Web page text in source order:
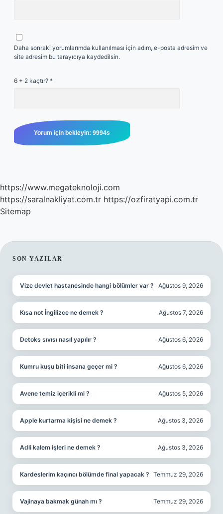
Daha sonraki yorumlarımda kullanılması için adım, e-posta adresim ve
site adresim bu tarayıcıya kaydedilsin.
6 + 2 kaçtır? *
https://www.megateknoloji.com
https://saralnakliyat.com.tr https://ozfiratyapi.com.tr
Sitemap
SIDEBAR
SON YAZILAR
Vize devlet hastanesinde hangi bölümler var ? Ağustos 9, 2026
Kısa not İngilizce ne demek ? Ağustos 7, 2026
Detoks sıvısı nasıl yapılır ? Ağustos 6, 2026
Kumru kuşu biti insana geçer mi ? Ağustos 6, 2026
Avene temiz içerikli mi ? Ağustos 5, 2026
Apple kurtarma kişisi ne demek ? Ağustos 3, 2026
Adli kalem işleri ne demek ? Ağustos 3, 2026
Kardeslerim kaçıncı bölümde final yapacak ? Temmuz 29, 2026
Vajinaya bakmak günah mı ? Temmuz 29, 2026